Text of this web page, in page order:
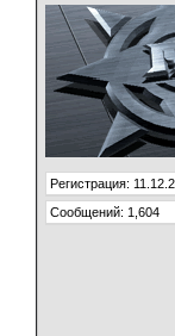
Регистрация:
Сообщений: 1,604